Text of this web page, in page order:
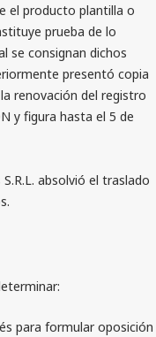
el producto plantilla o
prueba de lo
se consignan dichos
presentó copia
renovación del registro
y figura hasta el 5 de
absolvió el traslado
para formular oposición